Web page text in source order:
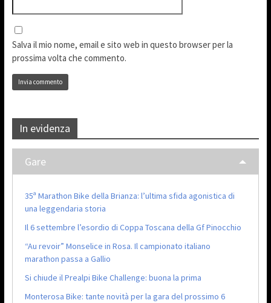
Salva il mio nome, email e sito web in questo browser per la
prossima volta che commento.
In evidenza
Gare
35ª Marathon Bike della Brianza: l’ultima sfida agonistica di
una leggendaria storia
Il 6 settembre l’esordio di Coppa Toscana della Gf Pinocchio
“Au revoir” Monselice in Rosa. Il campionato italiano
marathon passa a Gallio
Si chiude il Prealpi Bike Challenge: buona la prima
Monterosa Bike: tante novità per la gara del prossimo 6